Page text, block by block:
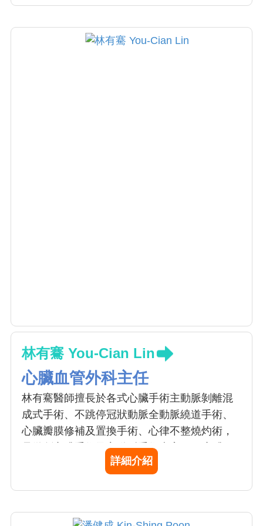
林有騫 You-Cian Lin
心臟血管外科主任
林有騫醫師擅長於各式心臟手術主動脈剝離混
成式手術、不跳停冠狀動脈全動脈繞道手術、
心臟瓣膜修補及置換手術、心律不整燒灼術，
是微創心臟手術及主動脈手術專家。 1.心臟：
微創及達文西開心手術、不跳停冠狀動脈全動
剝離混成式手術、胸腹主動脈瘤微創支架手術
詳細介紹